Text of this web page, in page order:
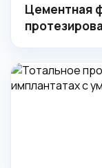
Цементная